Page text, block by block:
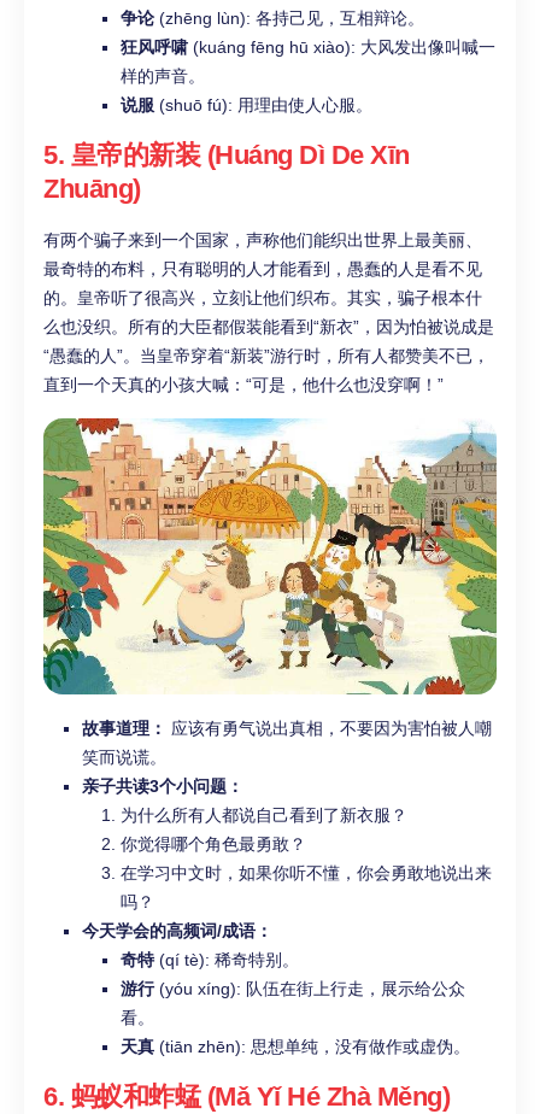
争论 (zhēng lùn): 各持己见，互相辩论。
狂风呼啸 (kuáng fēng hū xiào): 大风发出像叫喊一
样的声音。
说服 (shuō fú): 用理由使人心服。
5. 皇帝的新装 (Huáng Dì De Xīn
Zhuāng)
有两个骗子来到一个国家，声称他们能织出世界上最美丽、
最奇特的布料，只有聪明的人才能看到，愚蠢的人是看不见
的。皇帝听了很高兴，立刻让他们织布。其实，骗子根本什
么也没织。所有的大臣都假装能看到“新衣”，因为怕被说成是
“愚蠢的人”。当皇帝穿着“新装”游行时，所有人都赞美不已，
直到一个天真的小孩大喊：“可是，他什么也没穿啊！”
故事道理：
应该有勇气说出真相，不要因为害怕被人嘲
笑而说谎。
亲子共读3个小问题：
为什么所有人都说自己看到了新衣服？
你觉得哪个角色最勇敢？
在学习中文时，如果你听不懂，你会勇敢地说出来
吗？
今天学会的高频词/成语：
奇特 (qí tè): 稀奇特别。
游行(yóu xíng): 队伍在街上行走，展示给公众
看。
天真 (tiān zhēn): 思想单纯，没有做作或虚伪。
6. 蚂蚁和蚱蜢 (Mǎ Yǐ Hé Zhà Měng)